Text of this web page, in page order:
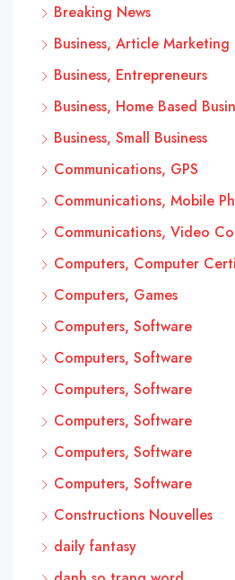
Breaking News
Business, Article Marketing
Business, Entrepreneurs
Business, Home Based
Business, Small Business
Communications, GPS
Communications, Mobile
Communications, Video
Computers, Computer
Computers, Games
Computers, Software
Computers, Software
Computers, Software
Computers, Software
Computers, Software
Computers, Software
Constructions Nouvelles
daily fantasy